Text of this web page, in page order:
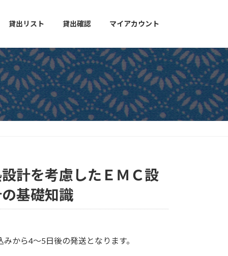
貸出リスト 貸出確認 マイアカウント
計を考慮したＥＭＣ設
基礎知識
みから4〜5日後の発送となります。